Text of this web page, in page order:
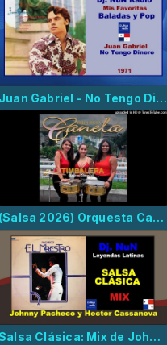
Juan Gabriel - No Tengo Dinero
(Salsa 2026) Orquesta Canela - Timbalera
Salsa Clásica: Mix de Johnny Pacheco y Hector Casanova